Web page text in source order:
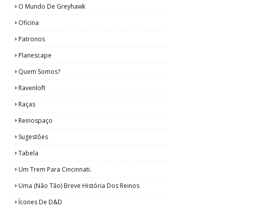
O Mundo De Greyhawk
Oficina
Patronos
Planescape
Quem Somos?
Ravenloft
Raças
Reinospaço
Sugestões
Tabela
Um Trem Para Cincinnati.
Uma (Não Tão) Breve História Dos Reinos
Ícones De D&D